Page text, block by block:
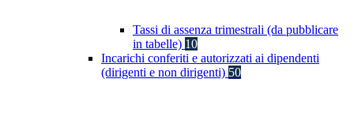
Tassi di assenza trimestrali (da pubblicare
in tabelle) 10
Incarichi conferiti e autorizzati ai dipendenti
(dirigenti e non dirigenti) 50